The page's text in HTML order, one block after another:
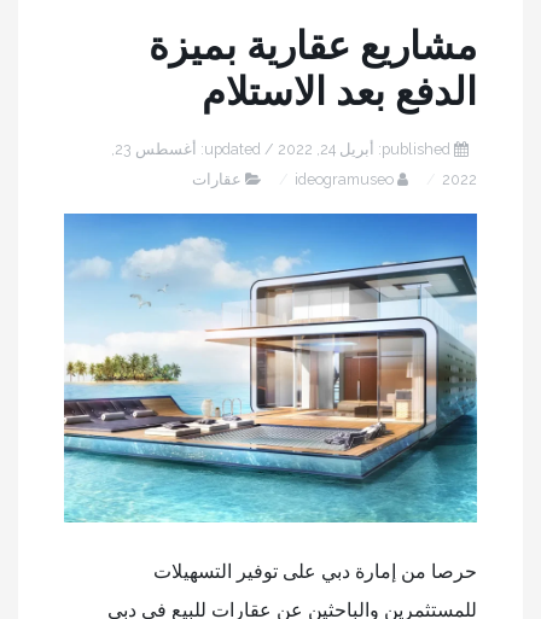
مشاريع عقارية بميزة
الدفع بعد الاستلام
2022
ideogramuseo عقارات
حرصا من إمارة دبي على توفير التسهيلات
للمستثمرين والباحثين عن عقارات للبيع في دبي